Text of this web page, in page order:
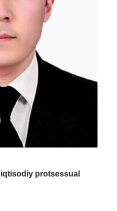
protsessual
✉️ Adminga yozish